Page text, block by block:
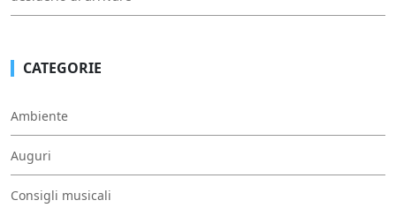
CATEGORIE
Ambiente
Auguri
Consigli musicali